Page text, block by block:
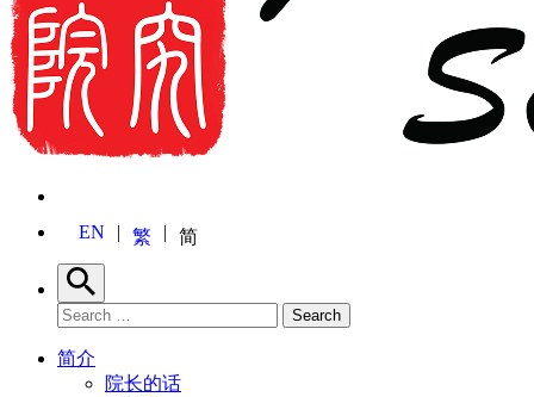
EN 繁 简
Search
Search for: Search
简介
院长的话